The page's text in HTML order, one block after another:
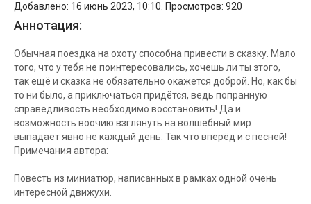
Добавлено: 16 июнь 2023, 10:10. Просмотров: 920
Аннотация:
Обычная поездка на охоту способна привести в сказку. Мало
того, что у тебя не поинтересовались, хочешь ли ты этого,
так ещё и сказка не обязательно окажется доброй. Но, как бы
то ни было, а приключаться придётся, ведь попранную
справедливость необходимо восстановить! Да и
возможность воочию взглянуть на волшебный мир
выпадает явно не каждый день. Так что вперёд и с песней!
Примечания автора:
Повесть из миниатюр, написанных в рамках одной очень
интересной движухи.